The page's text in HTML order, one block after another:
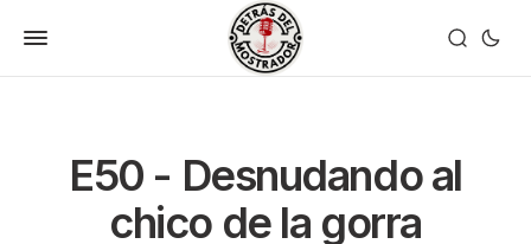
E50 - Desnudando al
chico de la gorra